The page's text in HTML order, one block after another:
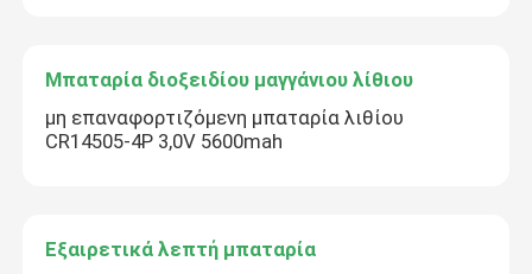
Μπαταρία διοξειδίου μαγγάνιου λίθιου
μη επαναφορτιζόμενη μπαταρία λιθίου
CR14505-4P 3,0V 5600mah
Εξαιρετικά λεπτή μπαταρία